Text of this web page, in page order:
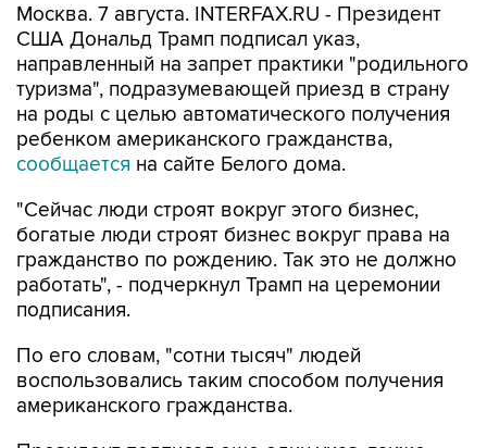
Москва. 7 августа. INTERFAX.RU - Президент
США Дональд Трамп подписал указ,
направленный на запрет практики "родильного
туризма", подразумевающей приезд в страну
на роды с целью автоматического получения
ребенком американского гражданства,
сообщается на сайте Белого дома.
"Сейчас люди строят вокруг этого бизнес,
богатые люди строят бизнес вокруг права на
гражданство по рождению. Так это не должно
работать", - подчеркнул Трамп на церемонии
подписания.
По его словам, "сотни тысяч" людей
воспользовались таким способом получения
американского гражданства.